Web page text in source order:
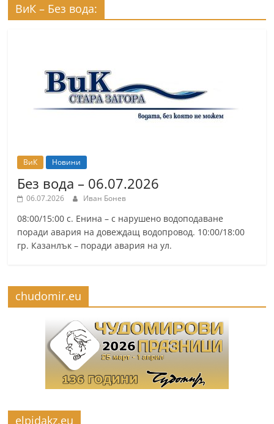
ВиК – Без вода:
ВиК Новини
Без вода – 06.07.2026
06.07.2026 Иван Бонев
08:00/15:00 с. Енина – с нарушено водоподаване
поради авария на довеждащ водопровод. 10:00/18:00
гр. Казанлък – поради авария на ул.
chudomir.eu
elpidakz.eu